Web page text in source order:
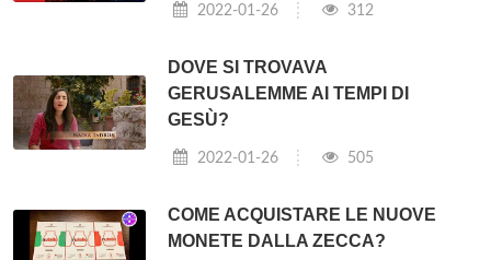
2022-01-26 312
DOVE SI TROVAVA
GERUSALEMME AI TEMPI DI
GESÙ?
2022-01-26 505
COME ACQUISTARE LE NUOVE
MONETE DALLA ZECCA?